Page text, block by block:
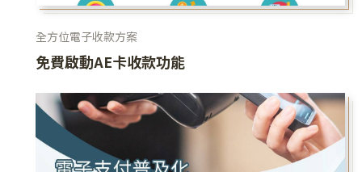
全方位電子收款方案
免費啟動AE卡收款功能